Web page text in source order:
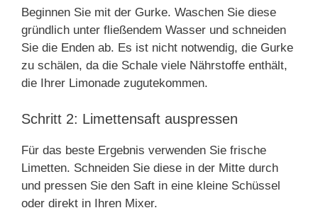
Beginnen Sie mit der Gurke. Waschen Sie diese
gründlich unter fließendem Wasser und schneiden
Sie die Enden ab. Es ist nicht notwendig, die Gurke
zu schälen, da die Schale viele Nährstoffe enthält,
die Ihrer Limonade zugutekommen.
Schritt 2: Limettensaft auspressen
Für das beste Ergebnis verwenden Sie frische
Limetten. Schneiden Sie diese in der Mitte durch
und pressen Sie den Saft in eine kleine Schüssel
oder direkt in Ihren Mixer.